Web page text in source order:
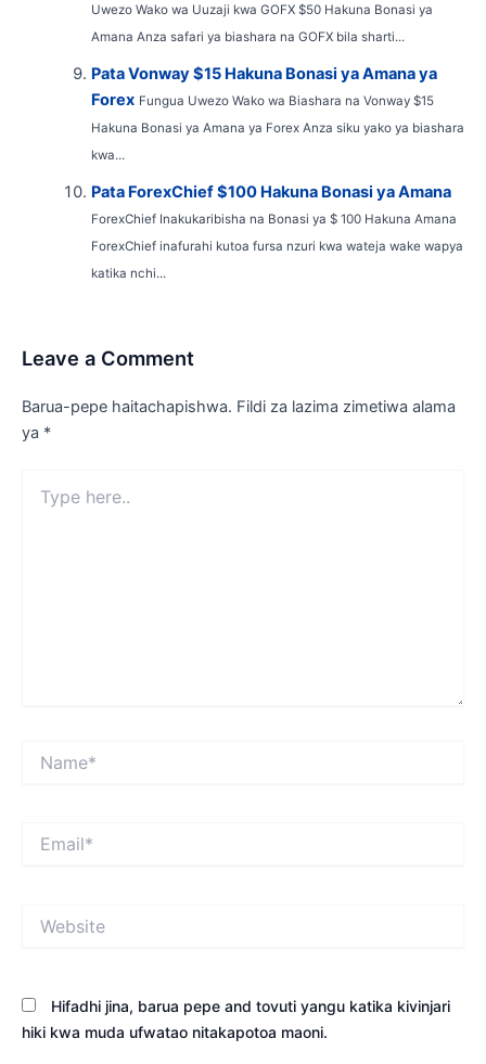
Uwezo Wako wa Uuzaji kwa GOFX $50 Hakuna Bonasi ya
Amana Anza safari ya biashara na GOFX bila sharti...
Pata Vonway $15 Hakuna Bonasi ya Amana ya
Forex Fungua Uwezo Wako wa Biashara na Vonway $15
Hakuna Bonasi ya Amana ya Forex Anza siku yako ya biashara
kwa...
Pata ForexChief $100 Hakuna Bonasi ya Amana
ForexChief Inakukaribisha na Bonasi ya $ 100 Hakuna Amana
ForexChief inafurahi kutoa fursa nzuri kwa wateja wake wapya
katika nchi...
Leave a Comment
Barua-pepe haitachapishwa. Fildi za lazima zimetiwa alama
ya *
here..
Hifadhi jina, barua pepe and tovuti yangu katika kivinjari
hiki kwa muda ufwatao nitakapotoa maoni.